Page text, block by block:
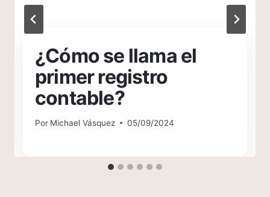
¿Cómo se llama el
primer registro
contable?
Por Michael Vásquez 05/09/2024